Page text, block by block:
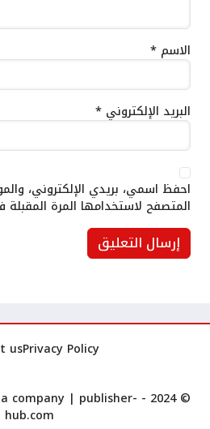
الاسم *
البريد الإلكتروني *
احفظ اسمي، بريدي الإلكتروني،
المتصفح لاستخدامها المرة
Privacy Policy
us
© 2024 - All Rights Reserved to a company |
publisher-
hub.com